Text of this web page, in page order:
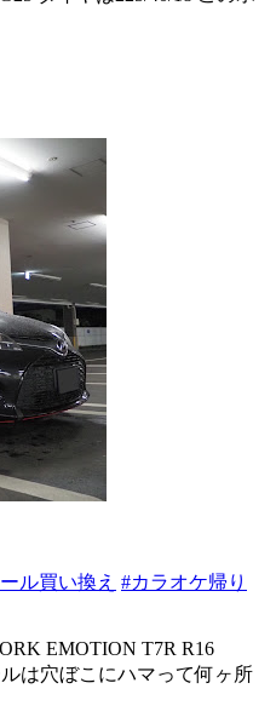
ル買い換え #カラオケ帰り
EMOTION T7R R16
は穴ぼこにハマって何ヶ所